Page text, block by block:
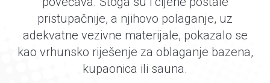
pristupačnije, a njihovo polaganje, uz
adekvatne vezivne materijale, pokazalo se
kao vrhunsko riješenje za oblaganje bazena,
kupaonica ili sauna.